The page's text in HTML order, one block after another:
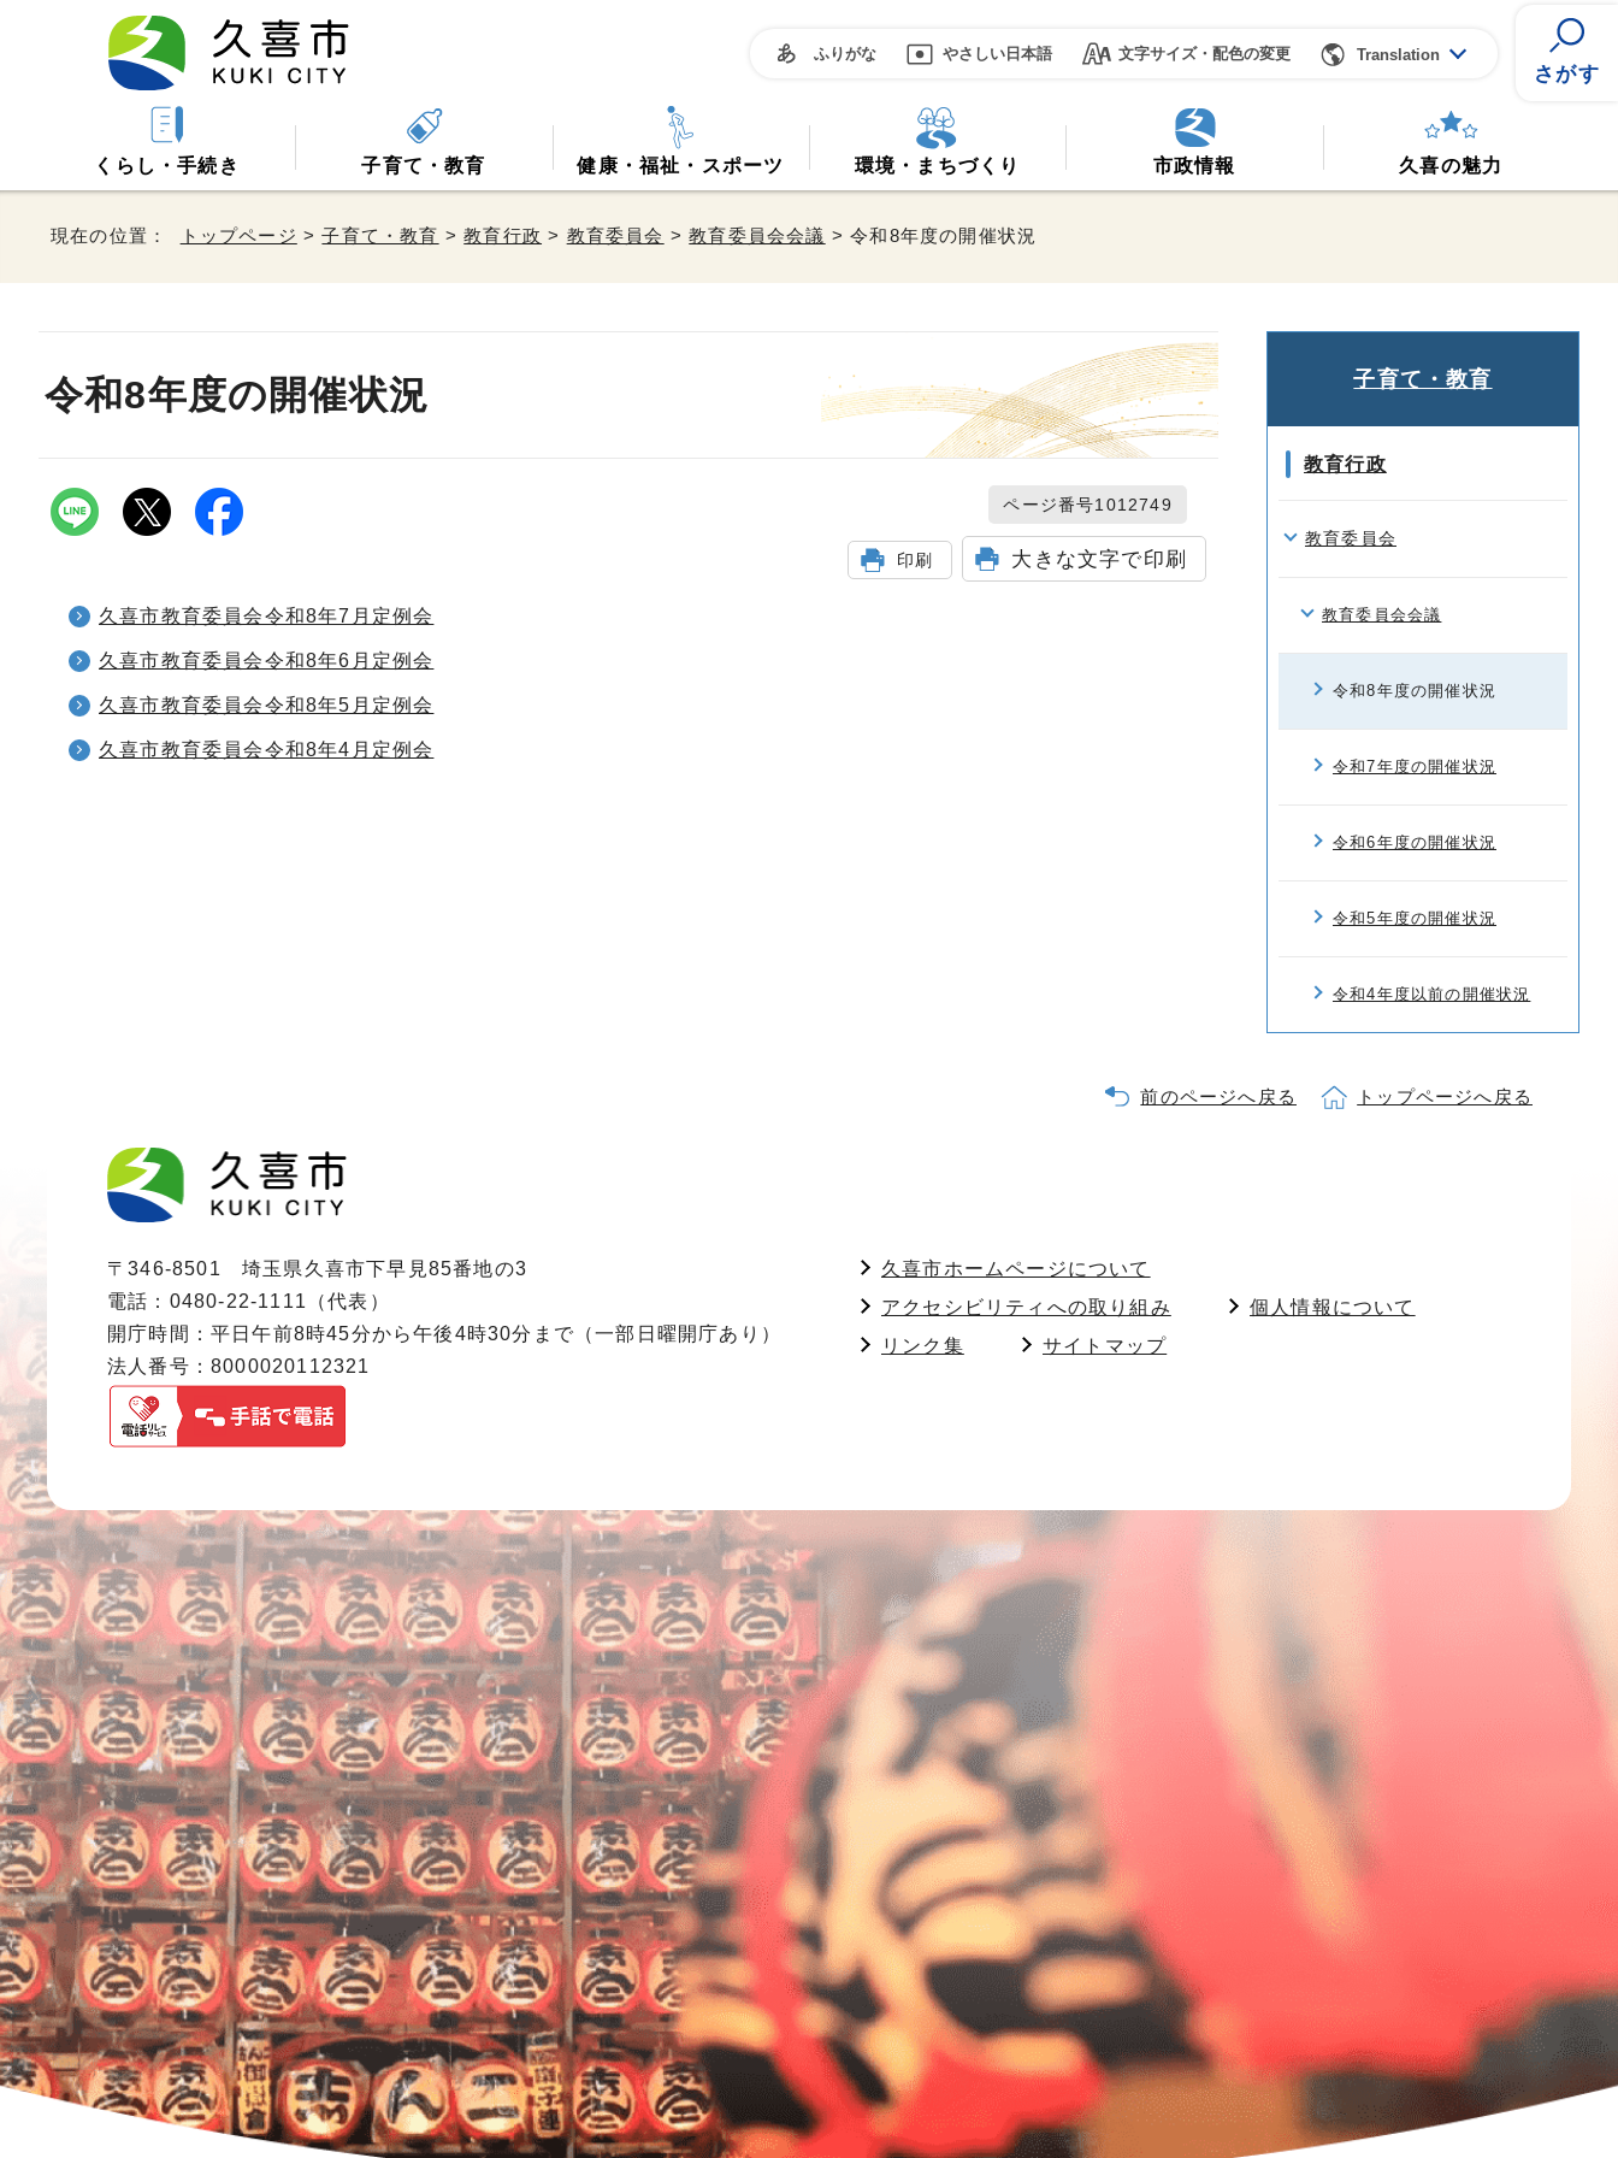
ふりがな やさしい日本語 文字サイズ・配色の変更 Translation
さがす
くらし・手続き 子育て・教育 健康・福祉・スポーツ 環境・まちづくり 市政情報 久喜の魅力
現在の位置： トップページ >子育て・教育 >教育行政 > 教育委員会 >教育委員会会議 > 令和8年度の開催状況
令和8年度の開催状況
ページ番号1012749
印刷 大きな文字で印刷
久喜市教育委員会令和8年7月定例会
久喜市教育委員会令和8年6月定例会
久喜市教育委員会令和8年5月定例会
久喜市教育委員会令和8年4月定例会
子育て・教育
教育行政
教育委員会
教育委員会会議
令和8年度の開催状況
令和7年度の開催状況
令和6年度の開催状況
令和5年度の開催状況
令和4年度以前の開催状況
前のページへ戻る トップページへ戻る
〒346-8501 埼玉県久喜市下早見85番地の3
電話：0480-22-1111（代表）
開庁時間：平日午前8時45分から午後4時30分まで（一部日曜開庁あり）
法人番号：8000020112321
久喜市ホームページについて
アクセシビリティへの取り組み
個人情報について
リンク集
サイトマップ